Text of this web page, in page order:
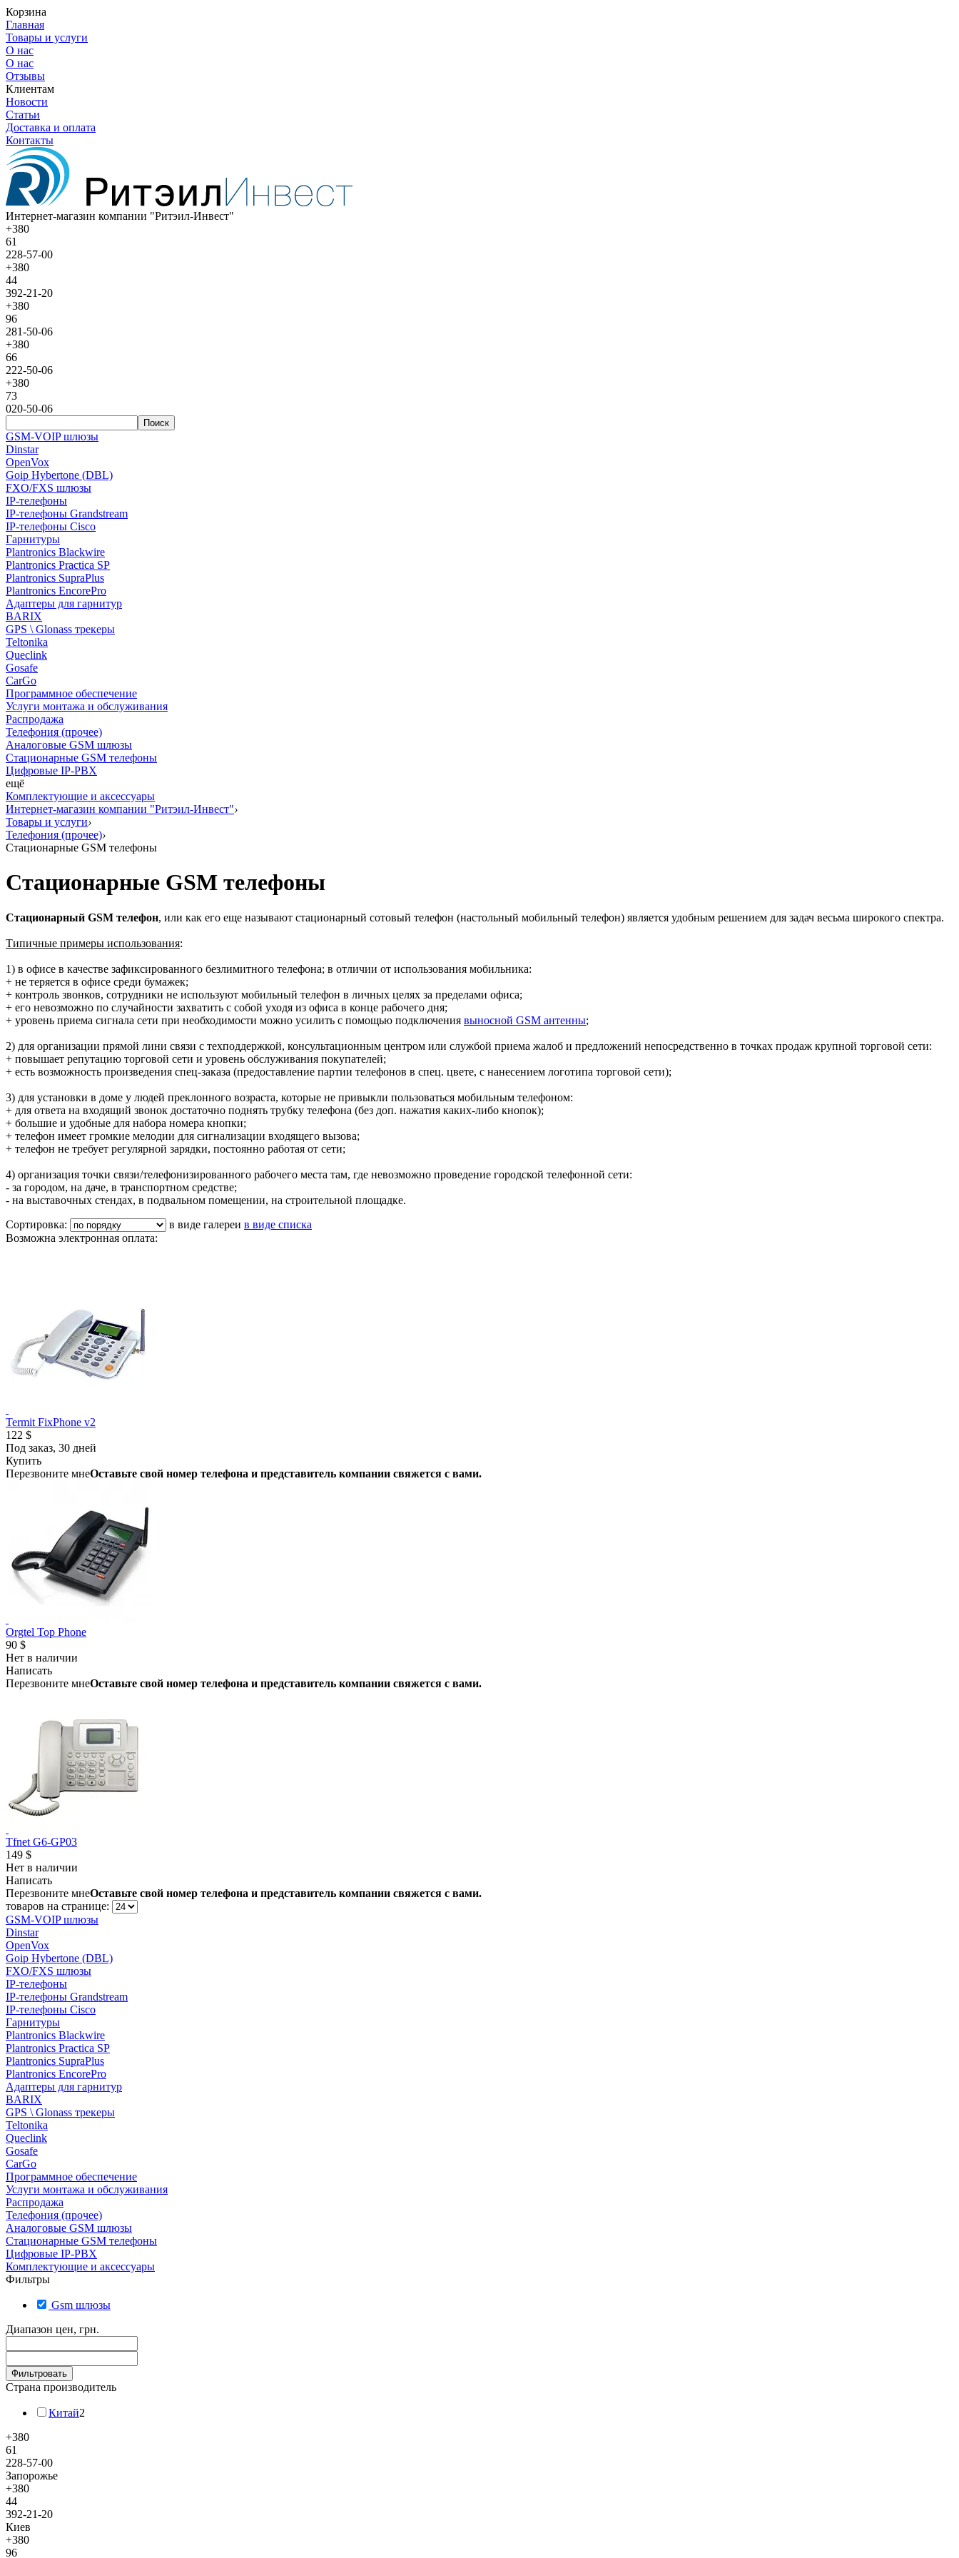
Корзина
Главная
Товары и услуги
О нас
О нас
Отзывы
Клиентам
Новости
Статьи
Доставка и оплата
Контакты
Интернет-магазин компании "Ритэил-Инвест"
+380
61
228-57-00
+380
44
392-21-20
+380
96
281-50-06
+380
66
222-50-06
+380
73
020-50-06
Поиск
GSM-VOIP шлюзы
Dinstar
OpenVox
Goip Hybertone (DBL)
FXO/FXS шлюзы
IP-телефоны
IP-телефоны Grandstream
IP-телефоны Cisco
Гарнитуры
Plantronics Blackwire
Plantronics Practica SP
Plantronics SupraPlus
Plantronics EncorePro
Адаптеры для гарнитур
BARIX
GPS \ Glonass трекеры
Teltonika
Queclink
Gosafe
CarGo
Программное обеспечение
Услуги монтажа и обслуживания
Распродажа
Телефония (прочее)
Аналоговые GSM шлюзы
Стационарные GSM телефоны
Цифровые IP-PBX
ещё
Комплектующие и аксессуары
Интернет-магазин компании "Ритэил-Инвест"›
Товары и услуги›
Телефония (прочее)›
Стационарные GSM телефоны
Стационарные GSM телефоны
Стационарный GSM телефон, или как его еще называют стационарный сотовый телефон (настольный мобильный телефон) является удобным решением для задач весьма широкого спектра.
Типичные примеры использования:
1) в офисе в качестве зафиксированного безлимитного телефона; в отличии от использования мобильника:
+ не теряется в офисе среди бумажек;
+ контроль звонков, сотрудники не используют мобильный телефон в личных целях за пределами офиса;
+ его невозможно по случайности захватить с собой уходя из офиса в конце рабочего дня;
+ уровень приема сигнала сети при необходимости можно усилить с помощью подключения выносной GSM антенны;
2) для организации прямой лини связи с техподдержкой, консультационным центром или службой приема жалоб и предложений непосредственно в точках продаж крупной торговой сети:
+ повышает репутацию торговой сети и уровень обслуживания покупателей;
+ есть возможность произведения спец-заказа (предоставление партии телефонов в спец. цвете, с нанесением логотипа торговой сети);
3) для установки в доме у людей преклонного возраста, которые не привыкли пользоваться мобильным телефоном:
+ для ответа на входящий звонок достаточно поднять трубку телефона (без доп. нажатия каких-либо кнопок);
+ большие и удобные для набора номера кнопки;
+ телефон имеет громкие мелодии для сигнализации входящего вызова;
+ телефон не требует регулярной зарядки, постоянно работая от сети;
4) организация точки связи/телефонизированного рабочего места там, где невозможно проведение городской телефонной сети:
- за городом, на даче, в транспортном средстве;
- на выставочных стендах, в подвальном помещении, на строительной площадке.
Сортировка:
в виде галереи в виде списка
Возможна электронная оплата:
Termit FixPhone v2
122 $
Под заказ, 30 дней
Купить
Перезвоните мнеОставьте свой номер телефона и представитель компании свяжется с вами.
Orgtel Top Phone
90 $
Нет в наличии
Написать
Перезвоните мнеОставьте свой номер телефона и представитель компании свяжется с вами.
Tfnet G6-GP03
149 $
Нет в наличии
Написать
Перезвоните мнеОставьте свой номер телефона и представитель компании свяжется с вами.
товаров на странице:
GSM-VOIP шлюзы
Dinstar
OpenVox
Goip Hybertone (DBL)
FXO/FXS шлюзы
IP-телефоны
IP-телефоны Grandstream
IP-телефоны Cisco
Гарнитуры
Plantronics Blackwire
Plantronics Practica SP
Plantronics SupraPlus
Plantronics EncorePro
Адаптеры для гарнитур
BARIX
GPS \ Glonass трекеры
Teltonika
Queclink
Gosafe
CarGo
Программное обеспечение
Услуги монтажа и обслуживания
Распродажа
Телефония (прочее)
Аналоговые GSM шлюзы
Стационарные GSM телефоны
Цифровые IP-PBX
Комплектующие и аксессуары
Фильтры
Gsm шлюзы
Диапазон цен, грн.
Фильтровать
Страна производитель
Китай2
+380
61
228-57-00
Запорожье
+380
44
392-21-20
Киев
+380
96